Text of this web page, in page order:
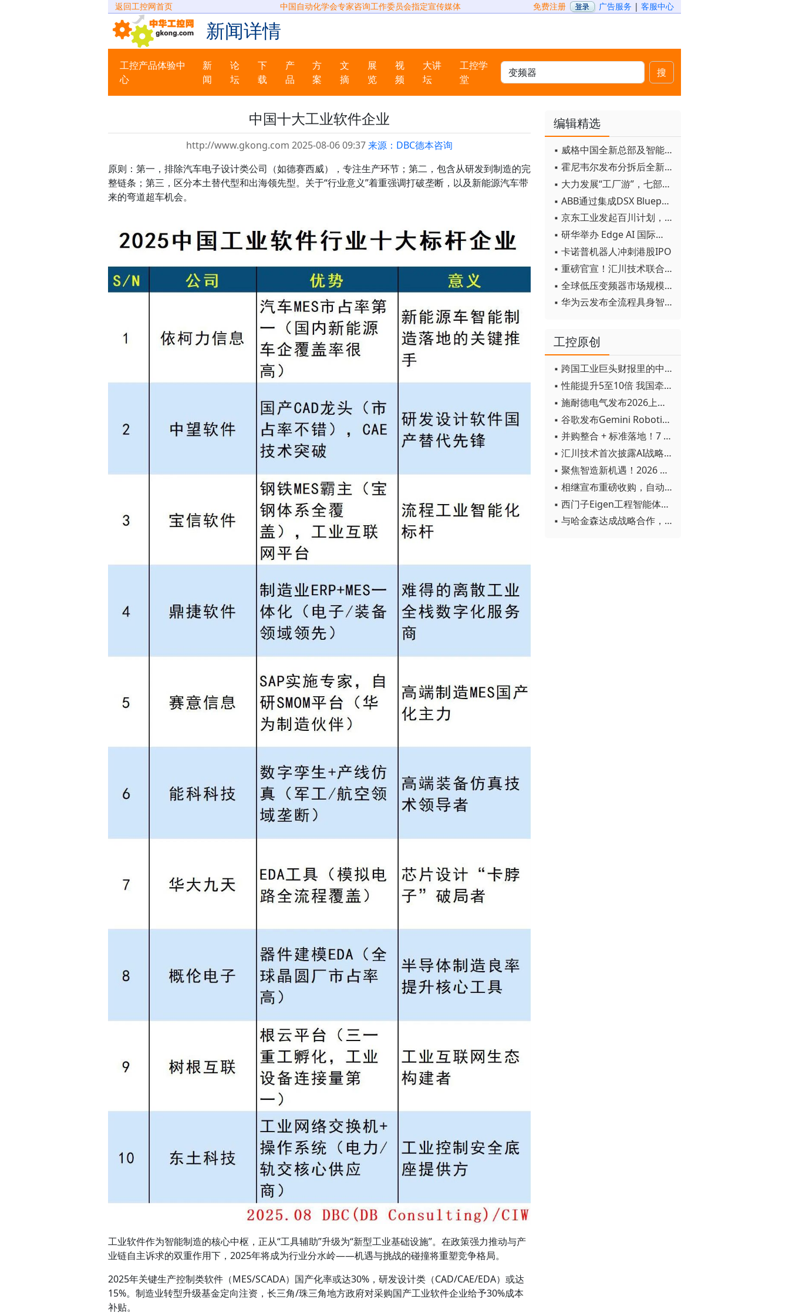
返回工控网首页 中国自动化学会专家咨询工作委员会指定宣传媒体 免费注册 广告服务 | 客服中心
新闻详情
工控产品体验中
心
新
闻
论
坛
下
载
产
品
方
案
文
摘
展
览
视
频
大讲
坛
工控学
堂
搜
中国十大工业软件企业
http://www.gkong.com 2025-08-06 09:37来源：DBC德本咨询
原则：第一，排除汽车电子设计类公司（如德赛西威），专注生产环节；第二，包含从研发到制造的完
整链条；第三，区分本土替代型和出海领先型。关于“行业意义”着重强调打破垄断，以及新能源汽车带
来的弯道超车机会。
工业软件作为智能制造的核心中枢，正从“工具辅助”升级为“新型工业基础设施”。在政策强力推动与产
业链自主诉求的双重作用下，2025年将成为行业分水岭——机遇与挑战的碰撞将重塑竞争格局。
2025年关键生产控制类软件（MES/SCADA）国产化率或达30%，研发设计类（CAD/CAE/EDA）或达
15%。制造业转型升级基金定向注资，长三角/珠三角地方政府对采购国产工业软件企业给予30%成本
补贴。
编辑精选
▪ 威格中国全新总部及智能工厂启用
▪ 霍尼韦尔发布分拆后全新品牌：霍尼韦尔科技与霍尼韦尔航空航天
▪ 大力发展“工厂游”，七部门联合发文！
▪ ABB通过集成DSX Blueprint AI基础设施，扩大与英伟达的合作
▪ 京东工业发起百川计划， 构建工业大模型新生态
▪ 研华举办 Edge AI 国际论坛
▪ 卡诺普机器人冲刺港股IPO
▪ 重磅官宣！汇川技术联合发起 D12 联盟，开创产教融合新范式
▪ 全球低压变频器市场规模2030年将超170亿美元
▪ 华为云发布全流程具身智能开发平台CloudRobo
工控原创
▪ 跨国工业巨头财报里的中国成绩单
▪ 性能提升5至10倍 我国牵头制定的WiTSnet工业以太网国际标准正式发布
▪ 施耐德电气发布2026上半年可持续发展成绩单 "Impact 2030"路线图开局稳健
▪ 谷歌发布Gemini Robotics 2模型 实现人形机器人全身智能控制突破
▪ 并购整合 + 标准落地！7 月工业自动化产业动态速递
▪ 汇川技术首次披露AI战略进展：从两个方面推动“AI业务化”落地
▪ 聚焦智造新机遇！2026 青岛数字化及智能制造技术论坛圆满落幕
▪ 相继宣布重磅收购，自动化巨头新一轮并购潮剑指何方？
▪ 西门子Eigen工程智能体落地中国，工业AI跨越物理世界“确定性”拐点
▪ 与哈金森达成战略合作，乐聚机器人何以持续获得工业巨头青睐？